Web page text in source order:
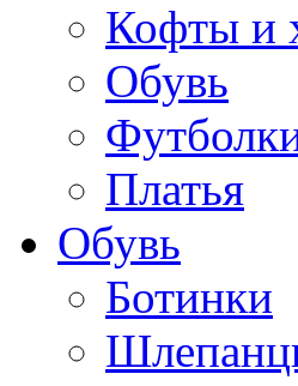
Кофты и
Обувь
Платья
Обувь
Ботинки